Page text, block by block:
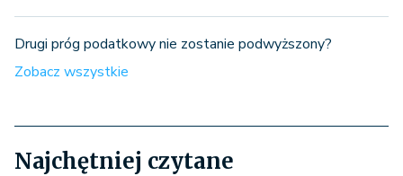
Drugi próg podatkowy nie zostanie podwyższony?
Zobacz wszystkie
Najchętniej czytane